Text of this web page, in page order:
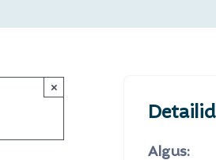
×
Detailid
Algus: